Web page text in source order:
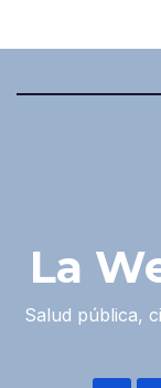
La
Salud pública,